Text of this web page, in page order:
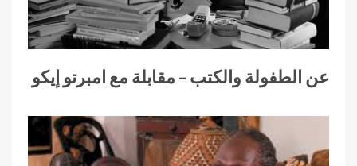
عن الطفولة والكتب – مقابلة مع امبرتو إيكو